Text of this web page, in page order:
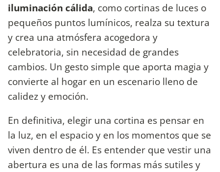
iluminación cálida, como cortinas de luces o
pequeños puntos lumínicos, realza su textura
y crea una atmósfera acogedora y
celebratoria, sin necesidad de grandes
cambios. Un gesto simple que aporta magia y
convierte al hogar en un escenario lleno de
calidez y emoción.
En definitiva, elegir una cortina es pensar en
la luz, en el espacio y en los momentos que se
viven dentro de él. Es entender que vestir una
abertura es una de las formas más sutiles y